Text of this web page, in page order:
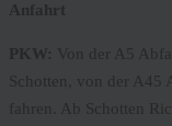
Anfahrt
PKW: Von der A5
Schotten, von der A45
fahren. Ab Schotten